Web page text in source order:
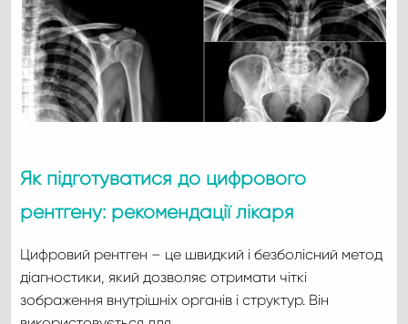
Як підготуватися до цифрового
рентгену: рекомендації лікаря
Цифровий рентген – це швидкий і безболісний метод
діагностики, який дозволяє отримати чіткі
зображення внутрішніх органів і структур. Він